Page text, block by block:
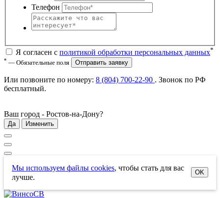
Телефон
Я согласен с политикой обработки персональных данных*
* — Обязательные поля Отправить заявку
Или позвоните по номеру: 8 (804) 700-22-90 . Звонок по РФ
бесплатный.
Ваш город - Ростов-на-Дону?
Да Изменить
Мы используем файлы cookies, чтобы стать для вас
лучше.
OK